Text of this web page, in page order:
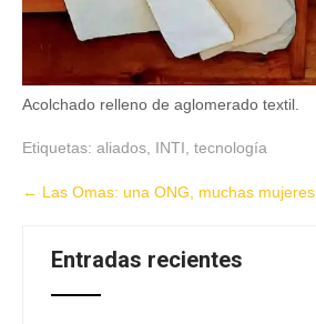
Acolchado relleno de aglomerado textil.
Etiquetas: aliados, INTI, tecnología
Post
← Las Omas: una ONG, muchas mujeres
Entradas recientes